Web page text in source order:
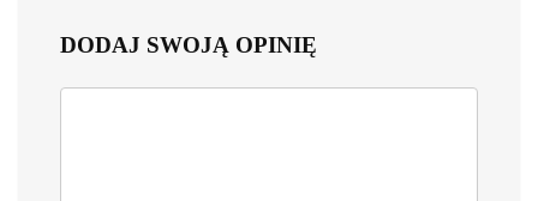
DODAJ SWOJĄ OPINIĘ